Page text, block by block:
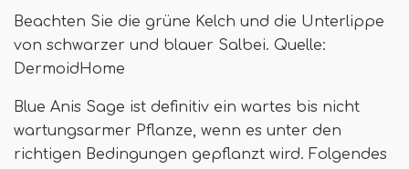
Beachten Sie die grüne Kelch und die Unterlippe
von schwarzer und blauer Salbei. Quelle:
DermoidHome
Blue Anis Sage ist definitiv ein wartes bis nicht
wartungsarmer Pflanze, wenn es unter den
richtigen Bedingungen gepflanzt wird. Folgendes